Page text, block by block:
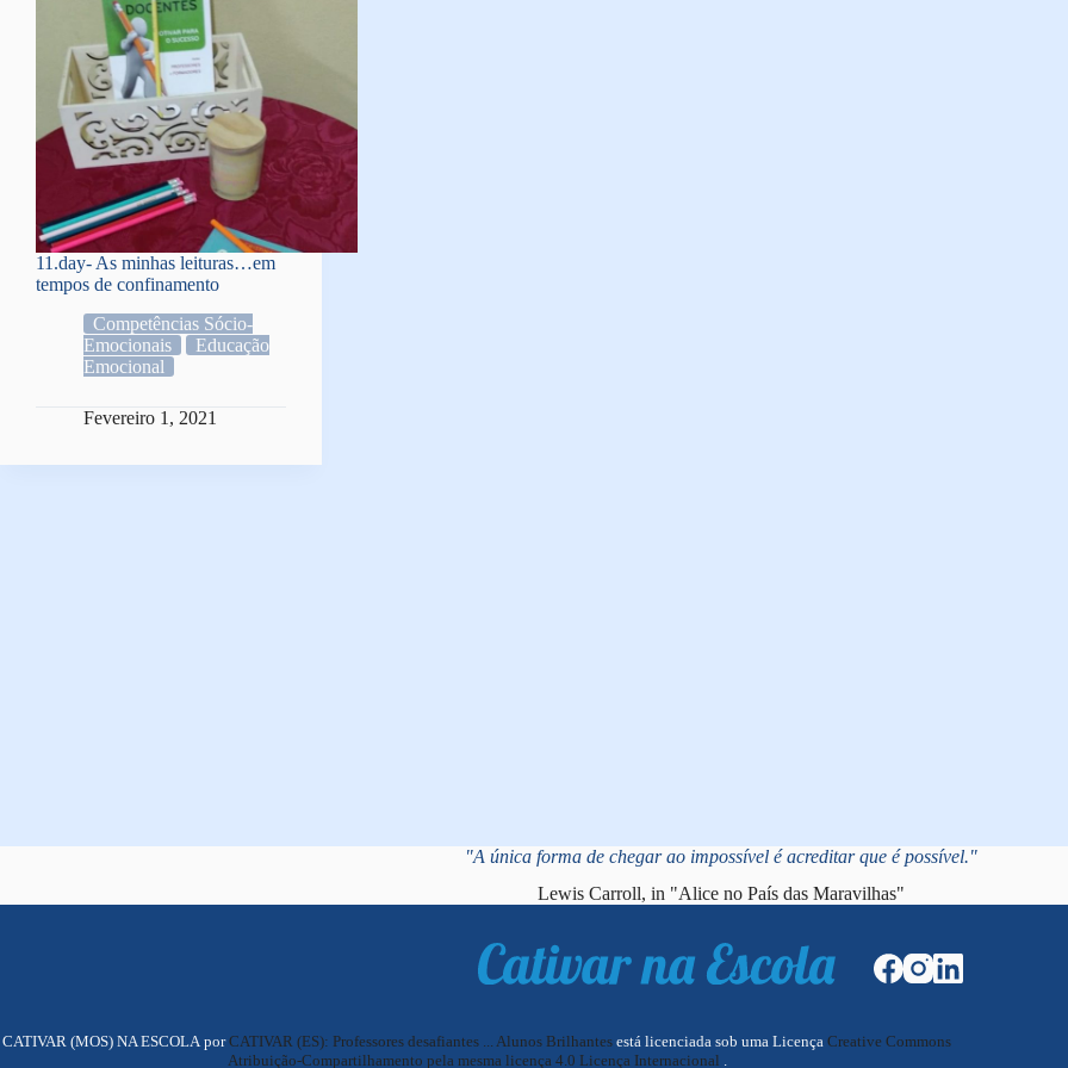
11.day- As minhas leituras…em
tempos de confinamento
Competências Sócio-
Emocionais
Educação
Emocional
Fevereiro 1, 2021
"A única forma de chegar ao impossível é acreditar que é possível."
Lewis Carroll, in "Alice no País das Maravilhas"
CATIVAR (MOS) NA ESCOLA porCATIVAR (ES): Professores desafiantes ... Alunos Brilhantes está licenciada sob uma Licença Creative Commons
Atribuição-Compartilhamento pela mesma licença 4.0 Licença Internacional